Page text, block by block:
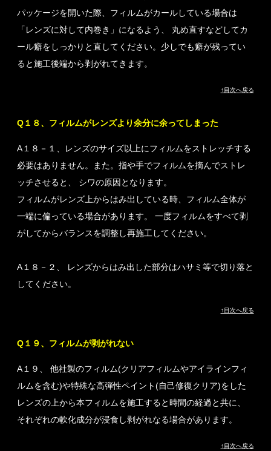
パッケージを開いた際、フィルムがカールしている場合は
「レンズに対して内巻き」になるよう、 丸め直すなどしてカ
ール癖をしっかりと直してください。少しでも癖が残ってい
ると施工後端から剥がれてきます。
↑目次へ戻る
Q１８、フィルムがレンズより余分に余ってしまった
A１８－１、レンズのサイズ以上にフィルムをストレッチする
必要はありません。また。指や手でフィルムを摘んでストレ
ッチさせると、 シワの原因となります。
フィルムがレンズ上からはみ出している時、フィルム全体が
一端に偏っている場合があります。 一度フィルムをすべて剥
がしてからバランスを調整し再施工してください。
A１８－２、 レンズからはみ出した部分はハサミ等で切り落と
してください。
↑目次へ戻る
Q１９、フィルムが剥がれない
A１９、 他社製のフィルム(クリアフィルムやアイラインフィ
ルムを含む)や特殊な高弾性ペイント(自己修復クリア)をした
レンズの上から本フィルムを施工すると時間の経過と共に、
それぞれの軟化成分が浸食し剥がれなる場合があります。
↑目次へ戻る